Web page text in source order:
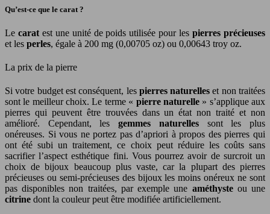
Qu’est-ce que le carat ?
Le caratest une unité de poids utilisée pour lespierres précieuses
et les perles, égale à 200 mg (0,00705 oz) ou 0,00643 troy oz.
La prix de la pierre
Si votre budget est conséquent, les pierres naturelles et non traitées
sont le meilleur choix. Le terme « pierre naturelle» s’applique aux
pierres qui peuvent être trouvées dans un état non traité et non
amélioré. Cependant, lesgemmes naturellessont les plus
onéreuses. Si vous ne portez pas d’apriori à propos des pierres qui
ont été subi un traitement, ce choix peut réduire les coûts sans
sacrifier l’aspect esthétique fini. Vous pourrez avoir de surcroit un
choix de bijoux beaucoup plus vaste, car la plupart des pierres
précieuses ou semi-précieuses des bijoux les moins onéreux ne sont
pas disponibles non traitées, par exemple une améthysteou une
citrine dont la couleur peut être modifiée artificiellement.